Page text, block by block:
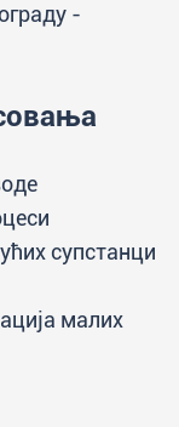
-
супстанци
малих